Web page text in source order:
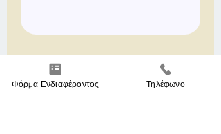
Προτιμώμενες ώρες επικοινωνίας
Πρωί (9-12)
Φόρμα Ενδιαφέροντος Τηλέφωνο